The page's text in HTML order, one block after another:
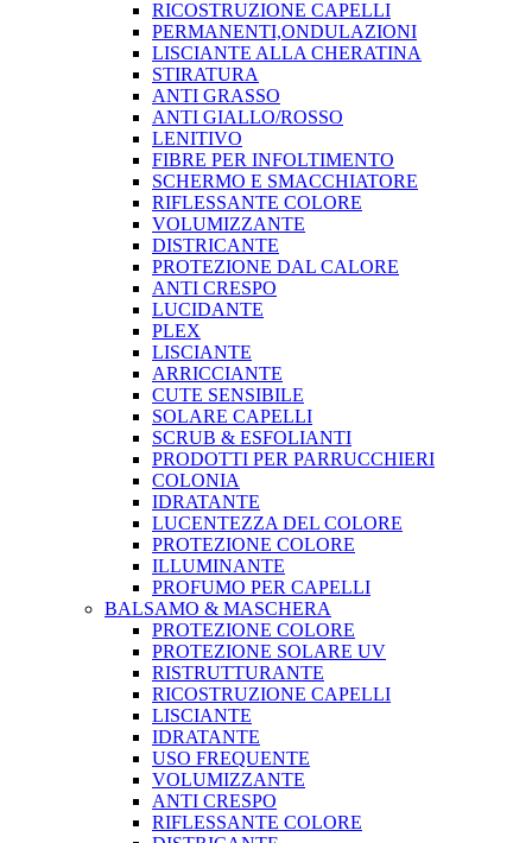
RICOSTRUZIONE CAPELLI
PERMANENTI,ONDULAZIONI
LISCIANTE ALLA CHERATINA
STIRATURA
ANTI GRASSO
ANTI GIALLO/ROSSO
LENITIVO
FIBRE PER INFOLTIMENTO
SCHERMO E SMACCHIATORE
RIFLESSANTE COLORE
VOLUMIZZANTE
DISTRICANTE
PROTEZIONE DAL CALORE
ANTI CRESPO
LUCIDANTE
PLEX
LISCIANTE
ARRICCIANTE
CUTE SENSIBILE
SOLARE CAPELLI
SCRUB & ESFOLIANTI
PRODOTTI PER PARRUCCHIERI
COLONIA
IDRATANTE
LUCENTEZZA DEL COLORE
PROTEZIONE COLORE
ILLUMINANTE
PROFUMO PER CAPELLI
BALSAMO & MASCHERA
PROTEZIONE COLORE
PROTEZIONE SOLARE UV
RISTRUTTURANTE
RICOSTRUZIONE CAPELLI
LISCIANTE
IDRATANTE
USO FREQUENTE
VOLUMIZZANTE
ANTI CRESPO
RIFLESSANTE COLORE